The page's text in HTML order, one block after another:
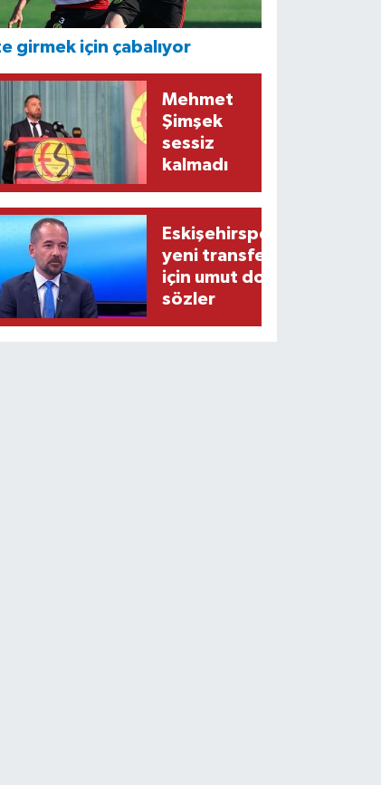
girmek için çabalıyor
Mehmet
Şimşek
sessiz
kalmadı
Eskişehirspor’un
yeni transferi
için umut dolu
sözler